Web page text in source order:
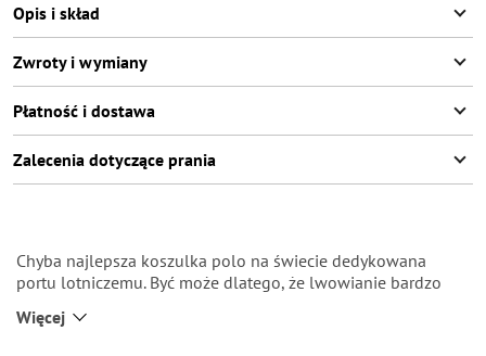
Opis i skład
Zwroty i wymiany
Płatność i dostawa
Zalecenia dotyczące prania
Chyba najlepsza koszulka polo na świecie dedykowana
portu lotniczemu. Być może dlatego, że lwowianie bardzo
Więcej